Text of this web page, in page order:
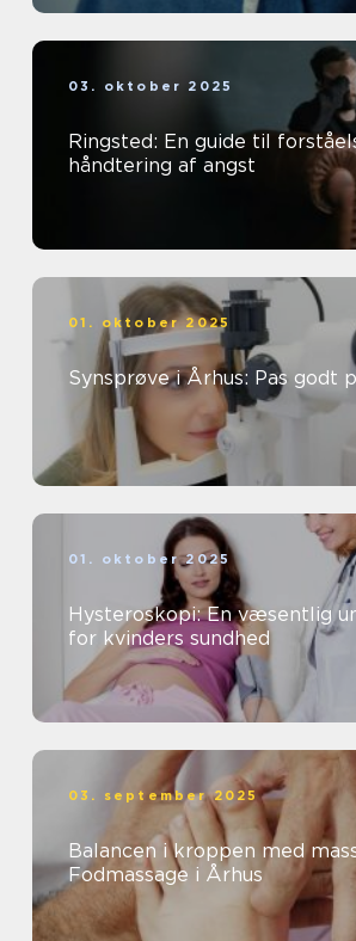
03. oktober 2025
Ringsted: En guide til
håndtering af angst
01. oktober 2025
Synsprøve i Århus: Pas godt
01. oktober 2025
Hysteroskopi: En væsentlig
for kvinders sundhed
03. september 2025
Balancen i kroppen med
Fodmassage i Århus